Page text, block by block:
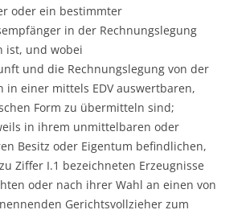
oder ein bestimmter
in der Rechnungslegung
ist, und wobei
und die Rechnungslegung von der
in einer mittels EDV auswertbaren,
Form zu übermitteln sind;
in ihrem unmittelbaren oder
Besitz oder Eigentum befindlichen,
Ziffer I.1 bezeichneten Erzeugnisse
oder nach ihrer Wahl an einen von
Gerichtsvollzieher zum